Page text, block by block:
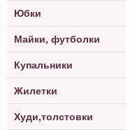
Юбки
Майки, футболки
Купальники
Жилетки
Худи,толстовки